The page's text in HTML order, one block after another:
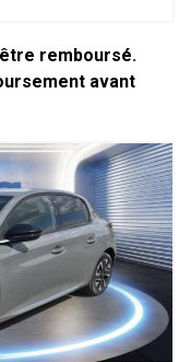
remboursé.
avant